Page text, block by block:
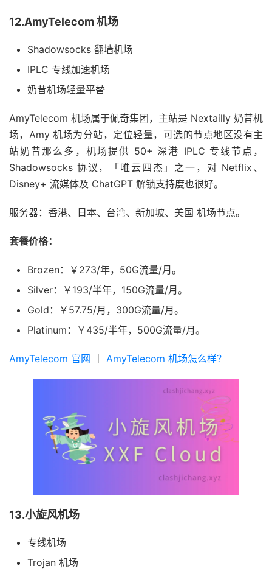
12.AmyTelecom 机场
Shadowsocks 翻墙机场
IPLC 专线加速机场
奶昔机场轻量平替
AmyTelecom 机场属于佩奇集团，主站是 Nextailly 奶昔机
场，Amy 机场为分站，定位轻量，可选的节点地区没有主
站奶昔那么多，机场提供 50+ 深港 IPLC 专线节点，
Shadowsocks 协议，「唯云四杰」之一，对 Netflix、
Disney+ 流媒体及 ChatGPT 解锁支持度也很好。
服务器：香港、日本、台湾、新加坡、美国 机场节点。
套餐价格：
Brozen：￥273/年，50G流量/月。
Silver：￥193/半年，150G流量/月。
Gold：￥57.75/月，300G流量/月。
Platinum：￥435/半年，500G流量/月。
AmyTelecom 官网 AmyTelecom 机场怎么样？
13.小旋风机场
专线机场
Trojan 机场